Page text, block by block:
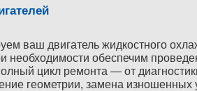
ваш двигатель жидкостного
необходимости обеспечим
цикл ремонта — от
геометрии, замена изношенных